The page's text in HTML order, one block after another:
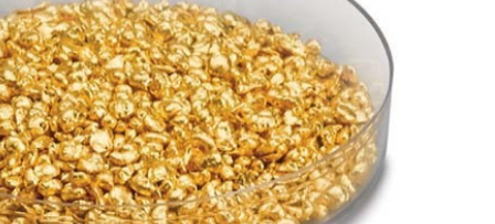
Русский
한국어
Português
العربية
Nederland
Polska